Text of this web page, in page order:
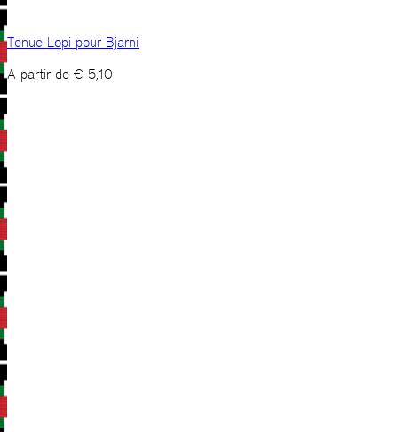
Tenue Lopi pour Bjarni
A partir de € 5,10